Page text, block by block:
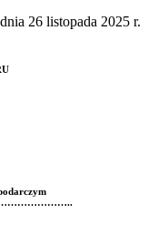
26 listopada 2025 r.